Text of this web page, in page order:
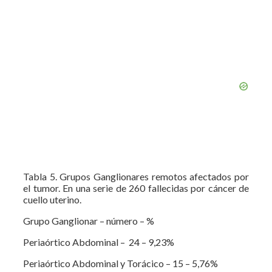
Tabla 5. Grupos Ganglionares remotos afectados por
el tumor. En una serie de 260 fallecidas por cáncer de
cuello uterino.
Grupo Ganglionar – número – %
Periaórtico Abdominal – 24 – 9,23%
Periaórtico Abdominal y Torácico – 15 – 5,76%